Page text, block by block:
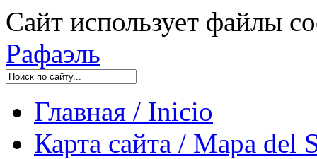
Сайт использует файлы
Рафаэль
Главная / Inicio
Карта сайта / Mapa del